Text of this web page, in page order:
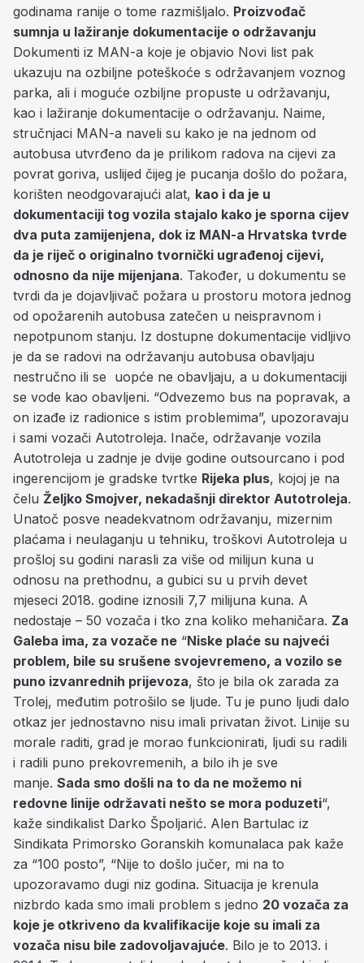
godinama ranije o tome razmišljalo. Proizvođač
sumnja u lažiranje dokumentacije o održavanju
Dokumenti iz MAN-a koje je objavio Novi list pak
ukazuju na ozbiljne poteškoće s održavanjem voznog
parka, ali i moguće ozbiljne propuste u održavanju,
kao i lažiranje dokumentacije o održavanju. Naime,
stručnjaci MAN-a naveli su kako je na jednom od
autobusa utvrđeno da je prilikom radova na cijevi za
povrat goriva, uslijed čijeg je pucanja došlo do požara,
korišten neodgovarajući alat, kao i da je u
dokumentaciji tog vozila stajalo kako je sporna cijev
dva puta zamijenjena, dok iz MAN-a Hrvatska tvrde
da je riječ o originalno tvornički ugrađenoj cijevi,
odnosno da nije mijenjana. Također, u dokumentu se
tvrdi da je dojavljivač požara u prostoru motora jednog
od opožarenih autobusa zatečen u neispravnom i
nepotpunom stanju. Iz dostupne dokumentacije vidljivo
je da se radovi na održavanju autobusa obavljaju
nestručno ili se uopće ne obavljaju, a u dokumentaciji
se vode kao obavljeni. “Odvezemo bus na popravak, a
on izađe iz radionice s istim problemima”, upozoravaju
i sami vozači Autotroleja. Inače, održavanje vozila
Autotroleja u zadnje je dvije godine outsourcano i pod
ingerencijom je gradske tvrtke Rijeka plus, kojoj je na
čelu Željko Smojver, nekadašnji direktor Autotroleja.
Unatoč posve neadekvatnom održavanju, mizernim
plaćama i neulaganju u tehniku, troškovi Autotroleja u
prošloj su godini narasli za više od milijun kuna u
odnosu na prethodnu, a gubici su u prvih devet
mjeseci 2018. godine iznosili 7,7 milijuna kuna. A
nedostaje – 50 vozača i tko zna koliko mehaničara. Za
Galeba ima, za vozače ne “Niske plaće su najveći
problem, bile su srušene svojevremeno, a vozilo se
puno izvanrednih prijevoza, što je bila ok zarada za
Trolej, međutim potrošilo se ljude. Tu je puno ljudi dalo
otkaz jer jednostavno nisu imali privatan život. Linije su
morale raditi, grad je morao funkcionirati, ljudi su radili
i radili puno prekovremenih, a bilo ih je sve
manje. Sada smo došli na to da ne možemo ni
redovne linije održavati nešto se mora poduzeti“,
kaže sindikalist Darko Špoljarić. Alen Bartulac iz
Sindikata Primorsko Goranskih komunalaca pak kaže
za “100 posto”, “Nije to došlo jučer, mi na to
upozoravamo dugi niz godina. Situacija je krenula
nizbrdo kada smo imali problem s jedno 20 vozača za
koje je otkriveno da kvalifikacije koje su imali za
vozača nisu bile zadovoljavajuće. Bilo je to 2013. i